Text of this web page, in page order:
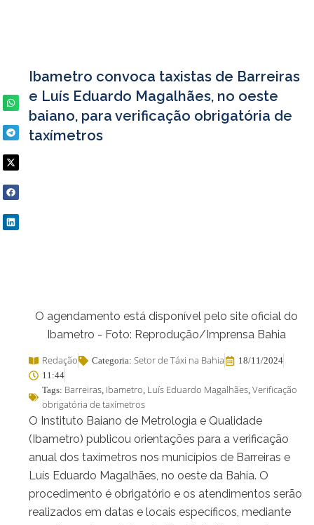
Ibametro convoca taxistas de Barreiras
e Luís Eduardo Magalhães, no oeste
baiano, para verificação obrigatória de
taxímetros
O agendamento está disponível pelo site oficial do
Ibametro - Foto: Reprodução/Imprensa Bahia
Redação Categoria:Setor de Táxi na Bahia
18/11/2024
11:44
Tags: Barreiras, Ibametro, Luís Eduardo Magalhães,Verificação
obrigatória de taxímetros
O Instituto Baiano de Metrologia e Qualidade
(Ibametro) publicou orientações para a verificação
anual dos taxímetros nos municípios de Barreiras e
Luís Eduardo Magalhães, no oeste da Bahia. O
procedimento é obrigatório e os atendimentos serão
realizados em datas e locais específicos, mediante